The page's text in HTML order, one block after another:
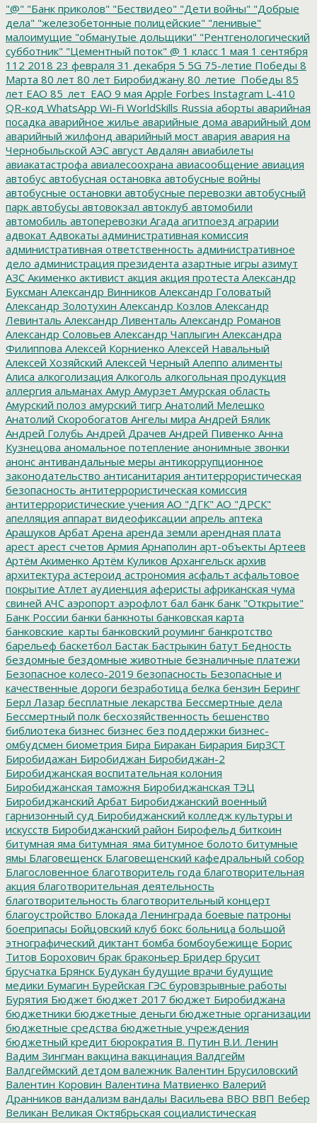
"@" "Банк приколов" "Бествидео" "Дети войны" "Добрые
дела" "железобетонные полицейские" "ленивые"
малоимущие "обманутые дольщики" "Рентгенологический
субботник" "Цементный поток" @ 1 класс 1 мая 1 сентября
112 2018 23 февраля 31 декабря 5 5G 75-летие Победы 8
Марта 80 лет 80 лет Биробиджану 80_летие_Победы 85
лет ЕАО 85_лет_ЕАО 9 мая Apple Forbes Instagram L-410
QR-код WhatsApp Wi-Fi WorldSkills Russia аборты аварийная
посадка аварийное жилье аварийные дома аварийный дом
аварийный жилфонд аварийный мост авария авария на
Чернобыльской АЭС август Авдалян авиабилеты
авиакатастрофа авиалесоохрана авиасообщение авиация
автобус автобусная остановка автобусные войны
автобусные остановки автобусные перевозки автобусный
парк автобусы автовокзал автоклуб автомобили
автомобиль автоперевозки Агада агитпоезд аграрии
адвокат Адвокаты административная комиссия
административная ответственность административное
дело администрация президента азартные игры азимут
АЗС Акименко активист акция акция протеста Александр
Буксман Александр Винников Александр Головатый
Александр Золотухин Александр Козлов Александр
Левинталь Александр Ливенталь Александр Романов
Александр Соловьев Александр Чаплыгин Александра
Филиппова Алексей Корниенко Алексей Навальный
Алексей Хозяйский Алексей Черный Алеппо алименты
Алиса алкоголизация Алкоголь алкогольная продукция
аллергия альманах Амур Амурзет Амурская область
Амурский полоз амурский тигр Анатолий Мелешко
Анатолий Скоробогатов Ангелы мира Андрей Бялик
Андрей Голубь Андрей Драчев Андрей Пивенко Анна
Кузнецова аномальное потепление анонимные звонки
анонс антивандальные меры антикоррупционное
законодательство антисанитария антитеррористическая
безопасность антитеррористическая комиссия
антитеррористические учения АО "ДГК" АО "ДРСК"
апелляция аппарат видеофиксации апрель аптека
Арашуков Арбат Арена аренда земли арендная плата
арест арест счетов Армия Арнаполин арт-объекты Артеев
Артём Акименко Артём Куликов Архангельск архив
архитектура астероид астрономия асфальт асфальтовое
покрытие Атлет аудиенция аферисты африканская чума
свиней АЧС аэропорт аэрофлот бал банк банк "Открытие"
Банк России банки банкноты банковская карта
банковские_карты банковский роуминг банкротство
барельеф баскетбол Бастак Бастрыкин батут Бедность
бездомные бездомные животные безналичные платежи
Безопасное колесо-2019 безопасность Безопасные и
качественные дороги безработица белка бензин Беринг
Берл Лазар бесплатные лекарства Бессмертные дела
Бессмертный полк бесхозяйственность бешенство
библиотека бизнес бизнес без поддержки бизнес-
омбудсмен биометрия Бира Биракан Бирария БирЗСТ
Биробидажан Биробиджан Биробиджан-2
Биробиджанская воспитательная колония
Биробиджанская таможня Биробиджанская ТЭЦ
Биробиджанский Арбат Биробиджанский военный
гарнизонный суд Биробиджанский колледж культуры и
искусств Биробиджанский район Бирофельд биткоин
битумная яма битумная_яма битумное болото битумные
ямы Благовещенск Благовещенский кафедральный собор
Благословенное благотворитель года благотворительная
акция благотворительная деятельность
благотворительность благотворительный концерт
благоустройство Блокада Ленинграда боевые патроны
боеприпасы Бойцовский клуб бокс больница большой
этнографический диктант бомба бомбоубежище Борис
Титов Борохович брак браконьер Бридер брусит
брусчатка Брянск Будукан будущие врачи будущие
медики Бумагин Бурейская ГЭС буровзрывные работы
Бурятия Бюджет бюджет 2017 бюджет Биробиджана
бюджетники бюджетные деньги бюджетные организации
бюджетные средства бюджетные учреждения
бюджетный кредит бюрократия В. Путин В.И. Ленин
Вадим Зингман вакцина вакцинация Валдгейм
Валдгеймский детдом валежник Валентин Брусиловский
Валентин Коровин Валентина Матвиенко Валерий
Дранников вандализм вандалы Васильева ВВО ВВП Вебер
Великан Великая Октябрьская социалистическая